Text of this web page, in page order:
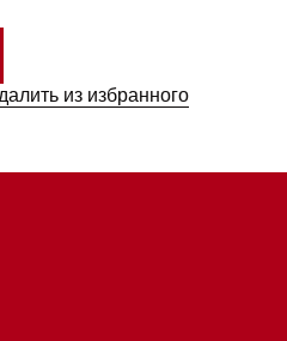
из избранного